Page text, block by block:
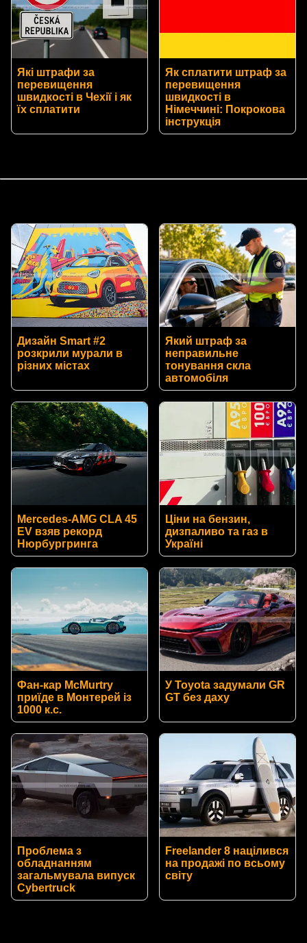
Які штрафи за
перевищення
швидкості в Чехії і як
їх сплатити
Як сплатити штраф за
перевищення
швидкості в
Німеччині: Покрокова
інструкція
Дизайн Smart #2
розкрили мурали в
різних містах
Який штраф за
неправильне
тонування скла
автомобіля
Mercedes-AMG CLA 45
EV взяв рекорд
Нюрбургринга
Ціни на бензин,
дизпаливо та газ в
Україні
Фан-кар McMurtry
приїде в Монтерей із
1000 к.с.
У Toyota задумали GR
GT без даху
Проблема з
обладнанням
загальмувала випуск
Cybertruck
Freelander 8 націлився
на продажі по всьому
світу